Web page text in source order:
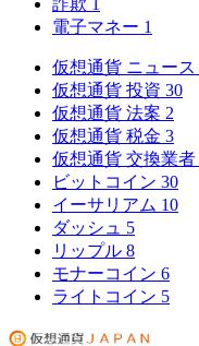
電子マネー 1
仮想通貨 ニュース
仮想通貨 投資 30
仮想通貨 法案 2
仮想通貨 税金 3
仮想通貨 交換業者
ビットコイン 30
イーサリアム 10
ダッシュ 5
リップル 8
モナーコイン 6
ライトコイン 5